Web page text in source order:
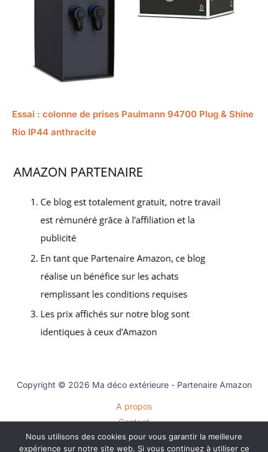
Essai : colonne de prises Paulmann 94700 Plug & Shine
Rio IP44 anthracite
Copyright © 2026 Ma déco extérieure - Partenaire Amazon
A propos
Contact
Plan du site
Nous utilisons des cookies pour vous garantir la meilleure
expérience sur notre site web. Si vous continuez à utiliser ce